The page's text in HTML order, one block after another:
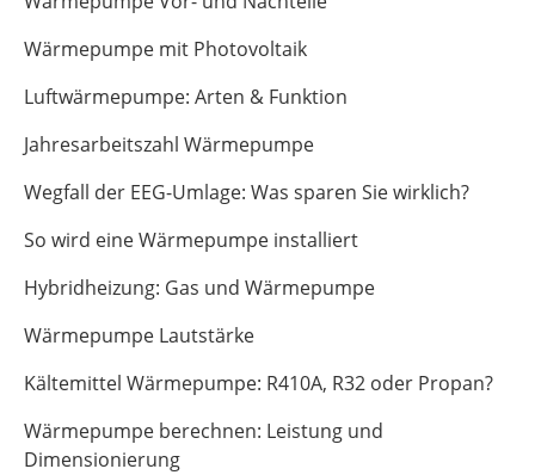
Wärmepumpe mit Photovoltaik
Luftwärmepumpe: Arten & Funktion
Jahresarbeitszahl Wärmepumpe
Wegfall der EEG-Umlage: Was sparen Sie wirklich?
So wird eine Wärmepumpe installiert
Hybridheizung: Gas und Wärmepumpe
Wärmepumpe Lautstärke
Kältemittel Wärmepumpe: R410A, R32 oder Propan?
Wärmepumpe berechnen: Leistung und
Dimensionierung